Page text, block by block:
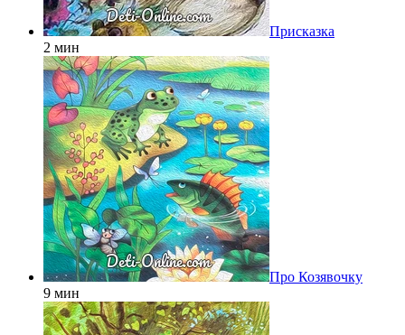
Присказка
2 мин
Про Козявочку
9 мин